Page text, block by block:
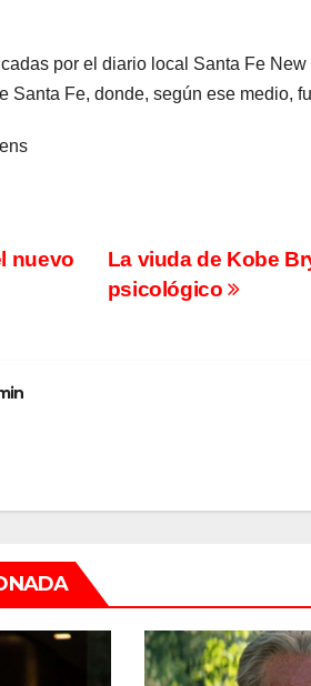
por el diario local Santa Fe
Santa Fe, donde, según ese medio,
La viuda de Kobe
psicológico
nuevo